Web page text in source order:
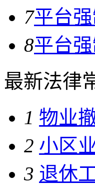
7平台
8平台
最新法律
1 物业
2 小区
3 退休